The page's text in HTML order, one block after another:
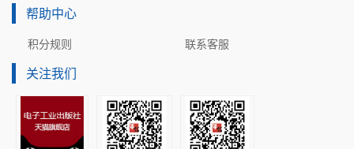
帮助中心
积分规则 联系客服
关注我们